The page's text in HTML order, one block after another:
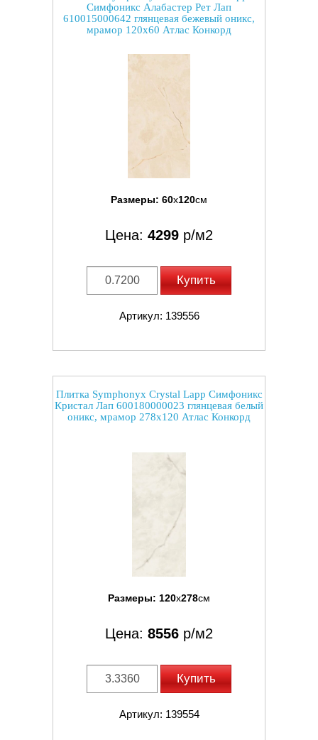
Симфоникс Алабастер Рет Лап
610015000642 глянцевая бежевый оникс,
мрамор 120x60 Атлас Конкорд
Размеры: 60x120см
Цена: 4299 р/м2
Купить
Артикул: 139556
Плитка Symphonyx Crystal Lapp Симфоникс
Кристал Лап 600180000023 глянцевая белый
оникс, мрамор 278x120 Атлас Конкорд
Размеры: 120x278см
Цена: 8556 р/м2
Купить
Артикул: 139554